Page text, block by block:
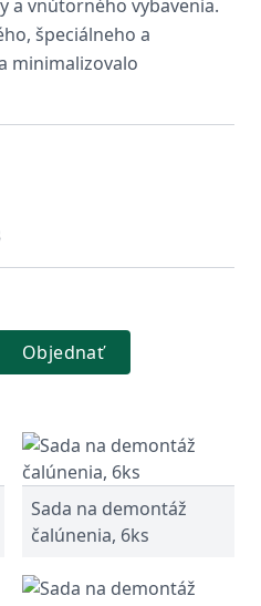
a vnútorného vybavenia.
špeciálneho a
minimalizovalo
Objednať
Sada na demontáž
čalúnenia, 6ks